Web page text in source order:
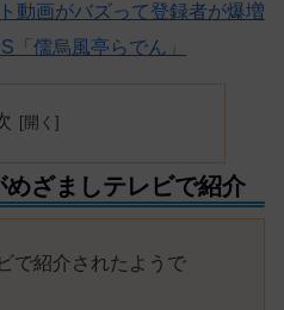
動画がバズって登録者が爆増
「儒烏風亭らでん」
めざましテレビで紹介
で紹介されたようで